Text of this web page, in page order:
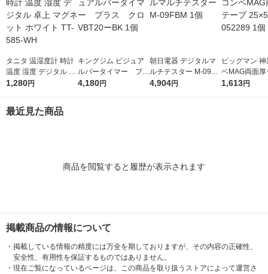
タニタ 温湿度計 時計
温度 湿度 デジタル 卓
上 マグネット ホワイ
1,280円
キングジム ビジュア
ルバータイマー プラ
ス クロ VBT20ーBK
4,180円
朝日電器 デジタルマ
ルチテスター M-09FB
M 1個
4,904円
ビッグマン
ベMAG両面厚
25×5.5m
1,613円
最近見た商品
商品を閲覧すると履歴が表示されます
掲載商品の情報について
・ 掲載している情報の精度には万全を期しておりますが、その内容の正確性、
安全性、有用性を保証するものではありません。
・ 現在ご覧になっているページは、この商品を取り扱うストアによって運営さ